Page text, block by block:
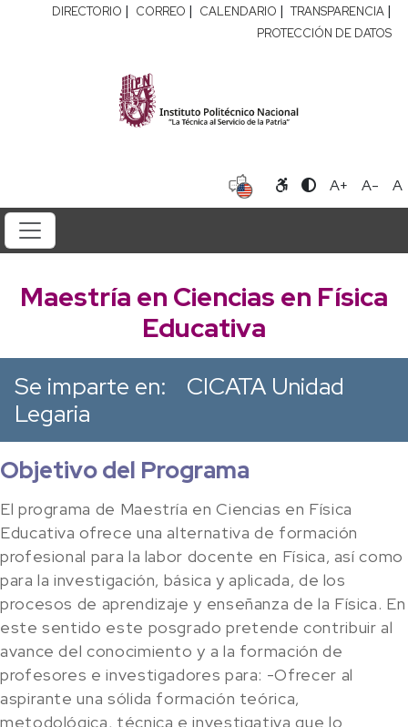
DIRECTORIO | CORREO | CALENDARIO | TRANSPARENCIA |
PROTECCIÓN DE DATOS
A+ A- A
Maestría en Ciencias en Física
Educativa
Se imparte en:
CICATA Unidad
Legaria
Objetivo del Programa
El programa de Maestría en Ciencias en Física
Educativa ofrece una alternativa de formación
profesional para la labor docente en Física, así como
para la investigación, básica y aplicada, de los
procesos de aprendizaje y enseñanza de la Física. En
este sentido este posgrado pretende contribuir al
avance del conocimiento y a la formación de
profesores e investigadores para: -Ofrecer al
aspirante una sólida formación teórica,
metodológica, técnica e investigativa que lo